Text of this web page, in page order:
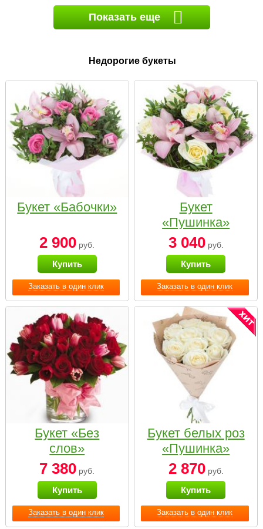
Показать еще
Недорогие букеты
Заказать в один клик
Букет «Бабочки»
2 900 руб.
Купить
Заказать в один клик
Букет
«Пушинка»
3 040руб.
Купить
Заказать в один клик
Букет «Без
слов»
7 380 руб.
Купить
Заказать в один клик
Букет белых роз
«Пушинка»
2 870руб.
Купить